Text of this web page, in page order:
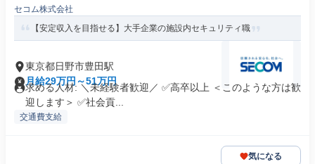
セコム株式会社
【安定収入を目指せる】大手企業の施設内セキュリティ職
東京都日野市豊田駅
月給29万円～51万円
求める人材: ＼未経験者歓迎／ ✅高卒以上 ＜このような方は歓
迎します＞ ✅社会貢...
交通費支給
気になる